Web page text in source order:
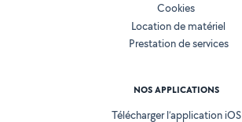
Cookies
Location de matériel
Prestation de services
NOS APPLICATIONS
Télécharger l’application iOS